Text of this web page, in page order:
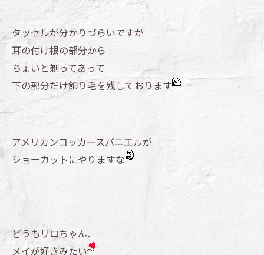
タッセルが分かりづらいですが
耳の付け根の部分から
ちょいと剃ってあって
下の部分だけ飾り毛を残しております
アメリカンコッカースパニエルが
ショーカットにやりますな
どうもリロちゃん、
メイが好きみたい